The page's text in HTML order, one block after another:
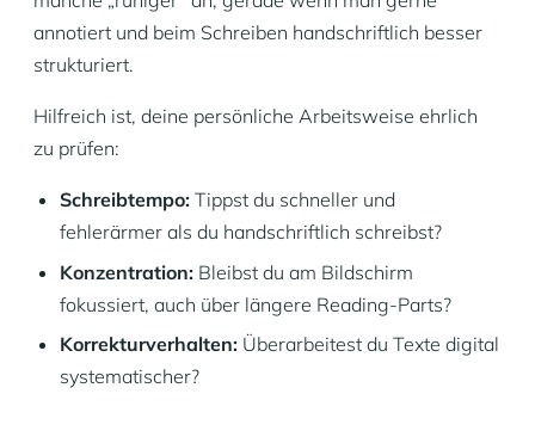
annotiert und beim Schreiben handschriftlich besser
strukturiert.
Hilfreich ist, deine persönliche Arbeitsweise ehrlich
zu prüfen:
Schreibtempo: Tippst du schneller und
fehlerärmer als du handschriftlich schreibst?
Konzentration: Bleibst du am Bildschirm
fokussiert, auch über längere Reading-Parts?
Korrekturverhalten: Überarbeitest du Texte digital
systematischer?